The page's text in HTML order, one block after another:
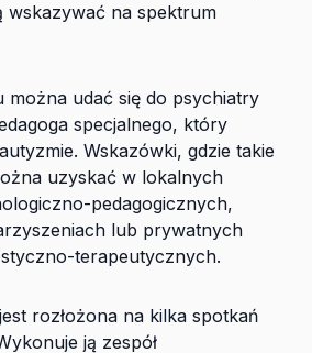
wskazywać na spektrum
można udać się do psychiatry
specjalnego, który
Wskazówki, gdzie takie
uzyskać w lokalnych
pedagogicznych,
lub prywatnych
terapeutycznych.
rozłożona na kilka spotkań
ją zespół